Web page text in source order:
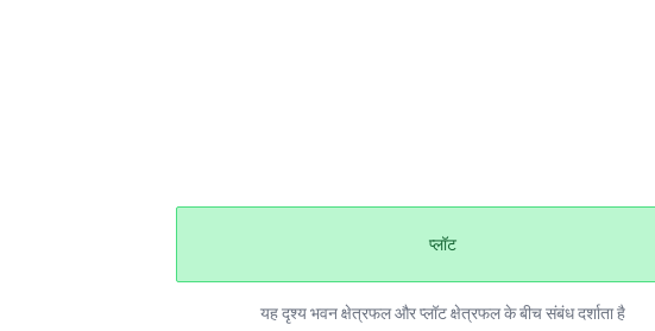
प्लॉट
यह दृश्य भवन क्षेत्रफल और प्लॉट क्षेत्रफल के बीच संबंध दर्शाता है